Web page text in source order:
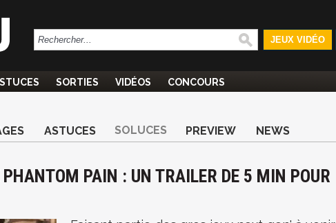
JEUX VIDÉO
SORTIES VIDÉOS CONCOURS
ASTUCES SOLUCES PREVIEW NEWS
PAIN : UN TRAILER DE 5 MIN POUR